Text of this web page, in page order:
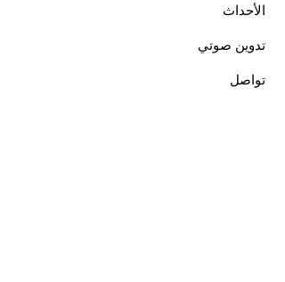
الأحداث
تدوين صوتي
تواصل